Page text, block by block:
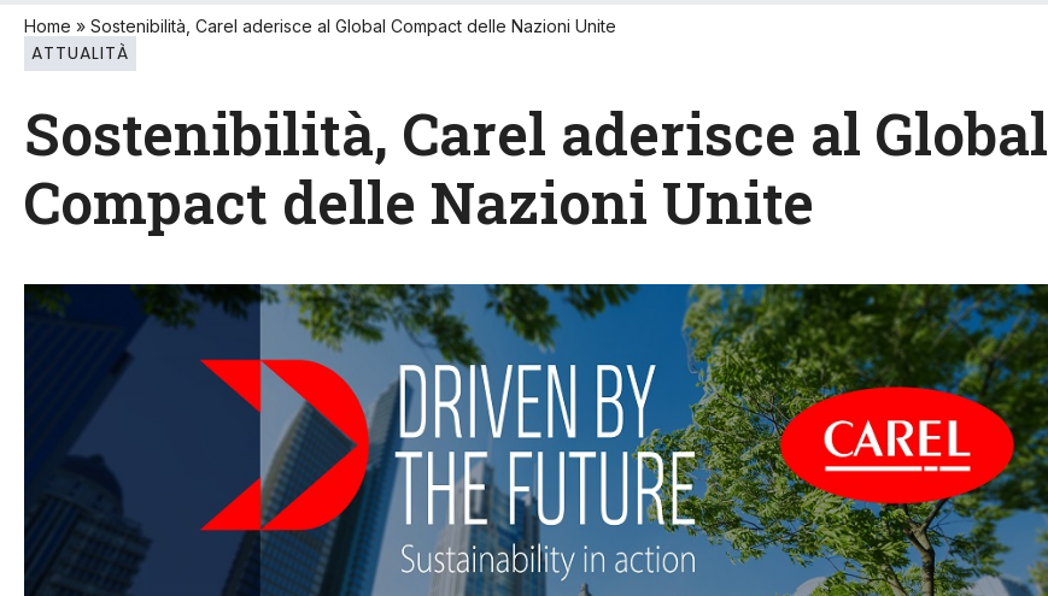
Home » Sostenibilità, Carel aderisce al Global Compact delle Nazioni Unite
ATTUALITÀ
Sostenibilità, Carel aderisce al Global
Compact delle Nazioni Unite